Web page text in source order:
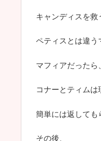
キャンディスを救
ペティスとは違う
マフィアだったら
コナーとティムは
簡単には返しても
その後、